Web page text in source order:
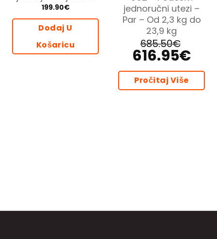
199.90€
Dodaj U
Košaricu
jednoručni utezi –
Par – Od 2,3 kg do
23,9 kg
685.50€
Izvorna
cijena
bila
je:
685.50€.
616.95€cijena
616.95€.
Pročitaj Više